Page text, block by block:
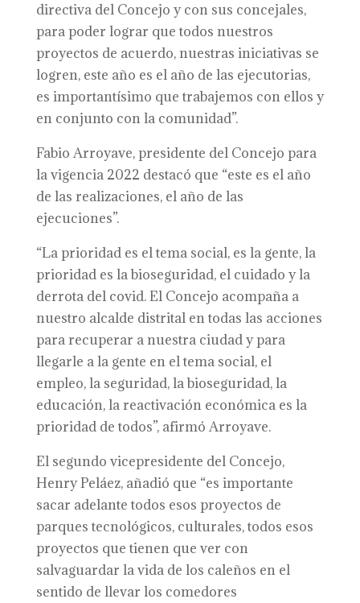
directiva del Concejo y con sus concejales,
para poder lograr que todos nuestros
proyectos de acuerdo, nuestras iniciativas se
logren, este año es el año de las ejecutorias,
es importantísimo que trabajemos con ellos y
en conjunto con la comunidad”.
Fabio Arroyave, presidente del Concejo para
la vigencia 2022 destacó que “este es el año
de las realizaciones, el año de las
ejecuciones”.
“La prioridad es el tema social, es la gente, la
prioridad es la bioseguridad, el cuidado y la
derrota del covid. El Concejo acompaña a
nuestro alcalde distrital en todas las acciones
para recuperar a nuestra ciudad y para
llegarle a la gente en el tema social, el
empleo, la seguridad, la bioseguridad, la
educación, la reactivación económica es la
prioridad de todos”, afirmó Arroyave.
El segundo vicepresidente del Concejo,
Henry Peláez, añadió que “es importante
sacar adelante todos esos proyectos de
parques tecnológicos, culturales, todos esos
proyectos que tienen que ver con
salvaguardar la vida de los caleños en el
sentido de llevar los comedores